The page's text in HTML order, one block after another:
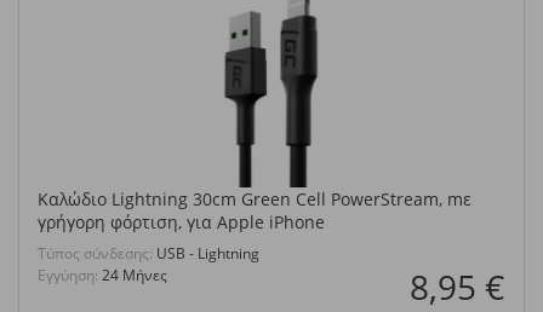
Καλώδιο Lightning 30cm Green Cell PowerStream, mε
γρήγορη φόρτιση, για Apple iPhone
Τύπος σύνδεσης: USB - Lightning
Εγγύηση: 24 Μήνες 8,95 €